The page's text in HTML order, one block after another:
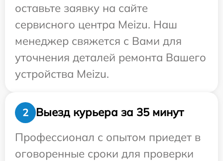
оставьте заявку на сайте
сервисного центра Meizu. Наш
менеджер свяжется с Вами для
уточнения деталей ремонта Вашего
устройства Meizu.
2
Выезд курьера за 35 минут
Профессионал с опытом приедет в
оговоренные сроки для проверки